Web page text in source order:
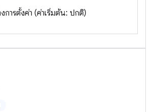
ารตั้งค่า (ค่าเริ่มต้น: ปกติ)